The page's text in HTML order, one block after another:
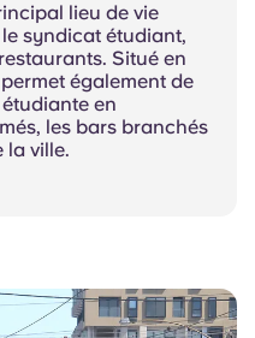
lieu de vie
syndicat étudiant,
Situé en
également de
en
les bars branchés
la ville.